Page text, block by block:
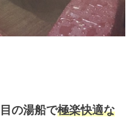
の湯船で極楽快適な